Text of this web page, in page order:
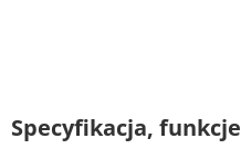
Specyfikacja, funkcje